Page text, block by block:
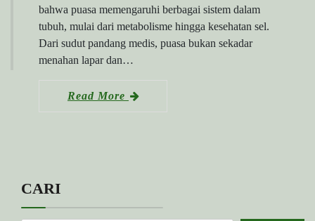
bahwa puasa memengaruhi berbagai sistem dalam
tubuh, mulai dari metabolisme hingga kesehatan sel.
Dari sudut pandang medis, puasa bukan sekadar
menahan lapar dan…
Read More
CARI